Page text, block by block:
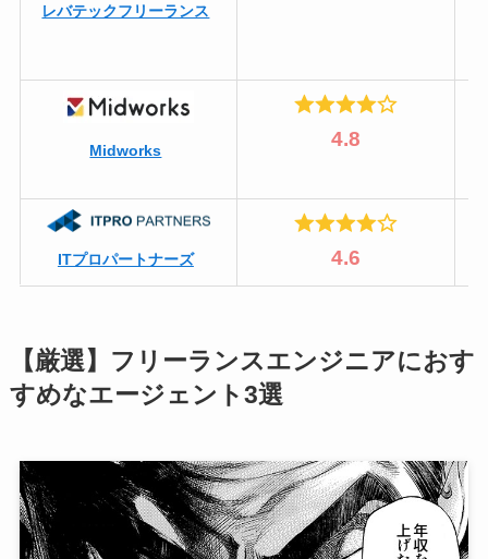
レバテックフリーランス
Midworks 4.8
ITプロパートナーズ 4.6
【厳選】フリーランスエンジニアにおす
すめなエージェント3選